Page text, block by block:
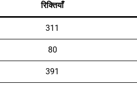
रिक्तियाँ
311
80
391